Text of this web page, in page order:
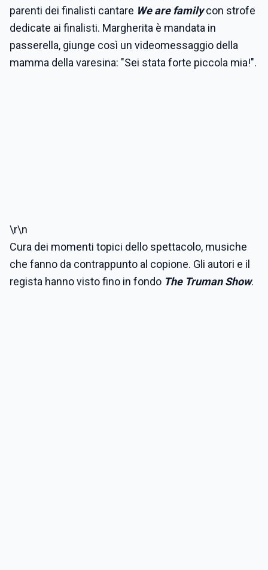
parenti dei finalisti cantare We are familycon strofe
dedicate ai finalisti. Margherita è mandata in
passerella, giunge così un videomessaggio della
mamma della varesina: "Sei stata forte piccola mia!".
\r\n
Cura dei momenti topici dello spettacolo, musiche
che fanno da contrappunto al copione. Gli autori e il
regista hanno visto fino in fondo The Truman Show.